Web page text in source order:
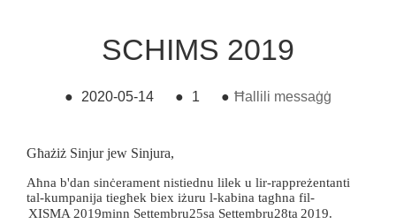
SCHIMS 2019
● 2020-05-14 ● 1 ● Ħallili messaġġ
Għażiż Sinjur jew Sinjura,
Aħna b'dan sinċerament nistiednu lilek u lir-rappreżentanti
tal-kumpanija tiegħek biex iżuru l-kabina tagħna fil-
XISMA 2019minn Settembru25sa Settembru28ta 2019.